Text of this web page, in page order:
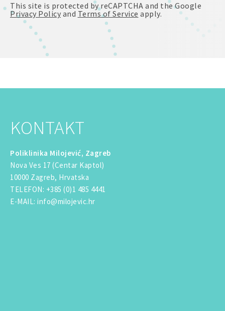
This site is protected by reCAPTCHA and the Google
Privacy Policy and Terms of Service apply.
KONTAKT
Poliklinika Milojević, Zagreb
Nova Ves 17 (Centar Kaptol)
10000 Zagreb, Hrvatska
TELEFON: +385 (0)1 485 4441
E-MAIL: info@milojevic.hr